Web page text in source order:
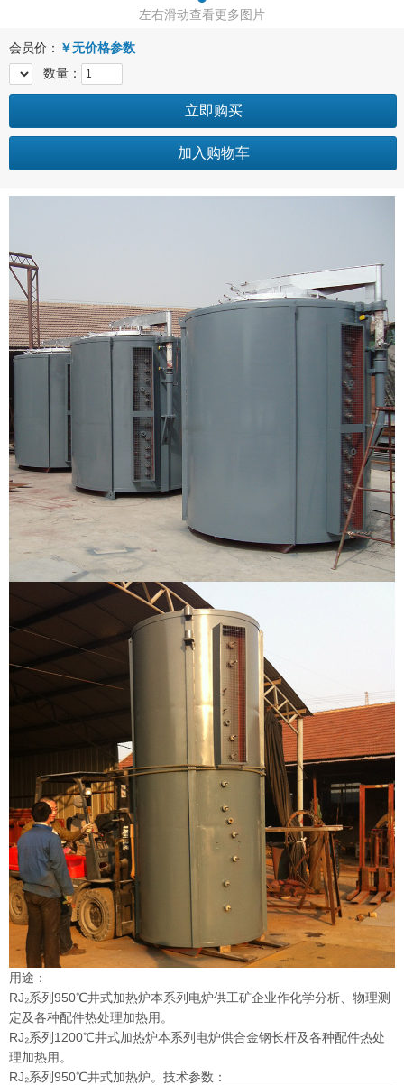
左右滑动查看更多图片
会员价： ￥无价格参数
数量：
立即购买
加入购物车
用途：
RJ₂系列950℃井式加热炉本系列电炉供工矿企业作化学分析、物理测
定及各种配件热处理加热用。
RJ₂系列1200℃井式加热炉本系列电炉供合金钢长杆及各种配件热处
理加热用。
RJ₂系列950℃井式加热炉。技术参数：